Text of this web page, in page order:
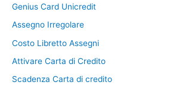
Genius Card Unicredit
Assegno Irregolare
Costo Libretto Assegni
Attivare Carta di Credito
Scadenza Carta di credito